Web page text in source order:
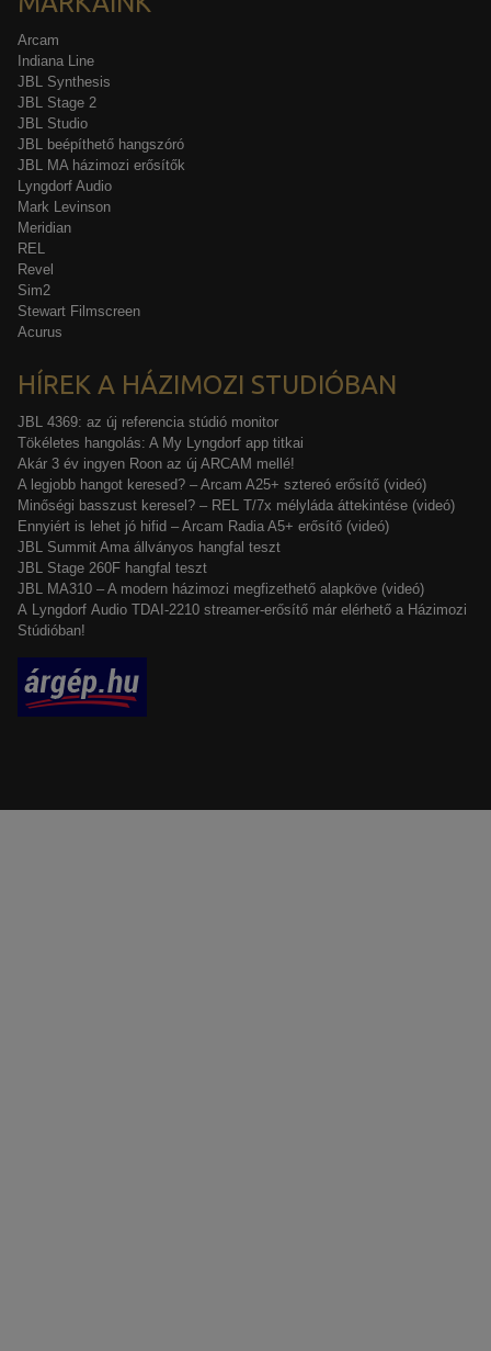
Arcam
Indiana Line
JBL Synthesis
JBL Stage 2
JBL Studio
JBL beépíthető hangszóró
JBL MA házimozi erősítők
Lyngdorf Audio
Mark Levinson
Meridian
REL
Revel
Sim2
Stewart Filmscreen
Acurus
HÍREK A HÁZIMOZI STUDIÓBAN
JBL 4369: az új referencia stúdió monitor
Tökéletes hangolás: A My Lyngdorf app titkai
Akár 3 év ingyen Roon az új ARCAM mellé!
A legjobb hangot keresed? – Arcam A25+ sztereó erősítő (videó)
Minőségi basszust keresel? – REL T/7x mélyláda áttekintése (videó)
Ennyiért is lehet jó hifid – Arcam Radia A5+ erősítő (videó)
JBL Summit Ama állványos hangfal teszt
JBL Stage 260F hangfal teszt
JBL MA310 – A modern házimozi megfizethető alapköve (videó)
A Lyngdorf Audio TDAI-2210 streamer-erősítő már elérhető a Házimozi
Stúdióban!